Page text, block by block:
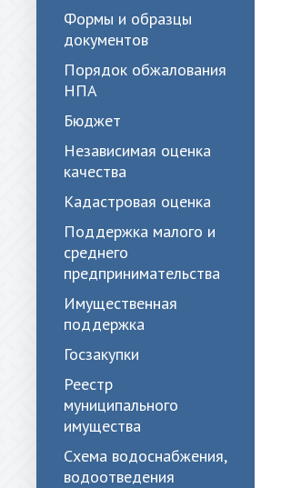
Формы и образцы
документов
Порядок обжалования
НПА
Бюджет
Независимая оценка
качества
Кадастровая оценка
Поддержка малого и
среднего
предпринимательства
Имущественная
поддержка
Госзакупки
Реестр
муниципального
имущества
Схема водоснабжения,
водоотведения